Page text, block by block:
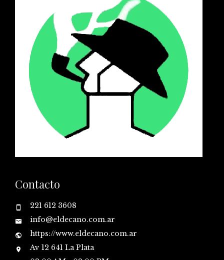
Contacto
221 612 3608
info@eldecano.com.ar
https://www.eldecano.com.ar
Av 12 641 La Plata